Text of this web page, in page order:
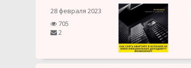
28 февраля 2023
705
2